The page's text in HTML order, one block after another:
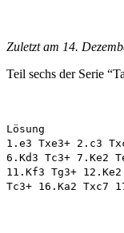
Zuletzt am 14.
Teil sechs der Serie
Lösung
1.e3 Txe3+ 2.c3
6.Kd3 Tc3+ 7.Ke2
11.Kf3 Tg3+
Tc3+ 16.Ka2 Txc7